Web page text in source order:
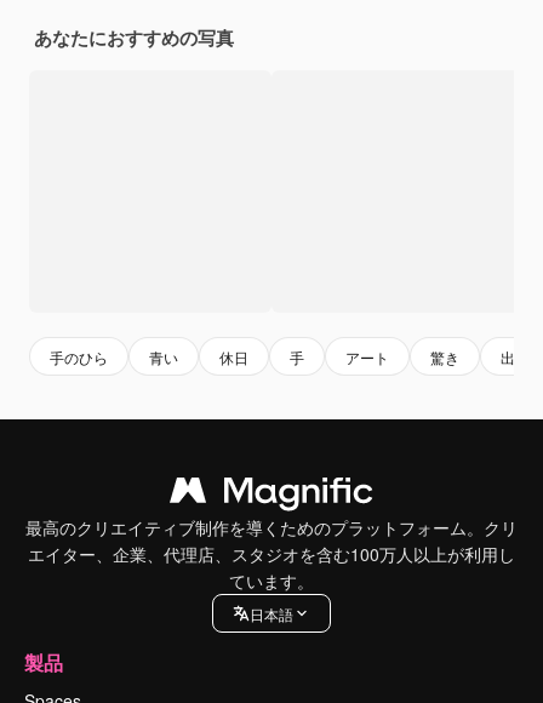
あなたにおすすめの写真
手のひら 青い 休日 手 アート 驚き 出来事
最高のクリエイティブ制作を導くためのプラットフォーム。クリ
エイター、企業、代理店、スタジオを含む100万人以上が利用し
ています。
日本語
製品